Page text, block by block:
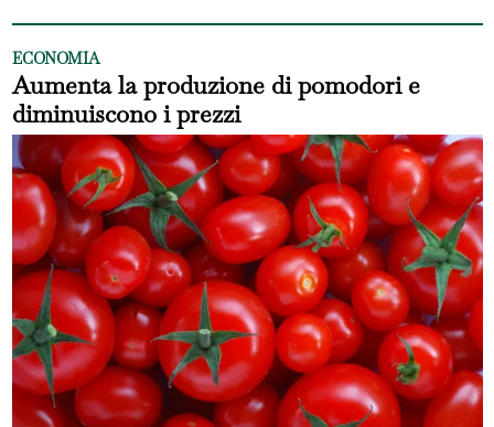
ECONOMIA
Aumenta la produzione di pomodori e
diminuiscono i prezzi